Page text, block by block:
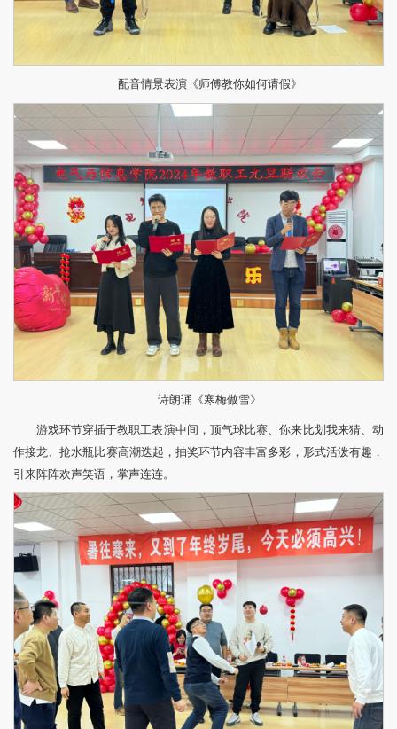
配音情景表演《师傅教你如何请假》
诗朗诵《寒梅傲雪》
游戏环节穿插于教职工表演中间，顶气球比赛、你来比划我来猜、动
作接龙、抢水瓶比赛高潮迭起，抽奖环节内容丰富多彩，形式活泼有趣，
引来阵阵欢声笑语，掌声连连。